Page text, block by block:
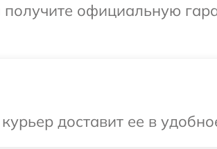
получите официальную
доставит ее в